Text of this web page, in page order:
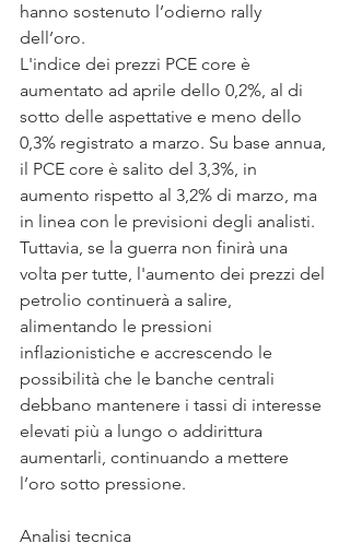
hanno sostenuto l’odierno rally
dell’oro.
L'indice dei prezzi PCE core è
aumentato ad aprile dello 0,2%, al di
sotto delle aspettative e meno dello
0,3% registrato a marzo. Su base annua,
il PCE core è salito del 3,3%, in
aumento rispetto al 3,2% di marzo, ma
in linea con le previsioni degli analisti.
Tuttavia, se la guerra non finirà una
volta per tutte, l'aumento dei prezzi del
petrolio continuerà a salire,
alimentando le pressioni
inflazionistiche e accrescendo le
possibilità che le banche centrali
debbano mantenere i tassi di interesse
elevati più a lungo o addirittura
aumentarli, continuando a mettere
l’oro sotto pressione.
Analisi tecnica